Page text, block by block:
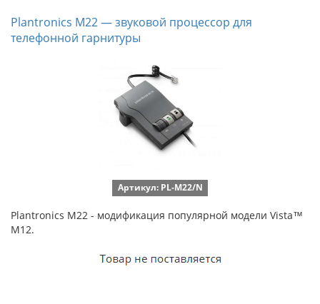
Plantronics M22 — звуковой процессор для
телефонной гарнитуры
Артикул: PL-M22/N
Plantronics M22 - модификация популярной модели Vista™
M12.